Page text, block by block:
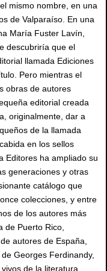
mismo nombre, en una
de Valparaíso. En una
María Fuster Lavín,
descubriría que el
llamada Ediciones
Pero mientras el
obras de autores
editorial creada
originalmente, dar a
de la llamada
en los sellos
Editores ha ampliado su
generaciones y otras
catálogo que
colecciones, y entre
de los autores más
de Puerto Rico,
autores de España,
Georges Ferdinandy,
de la literatura